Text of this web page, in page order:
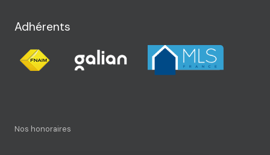
Adhérents
nos honoraires